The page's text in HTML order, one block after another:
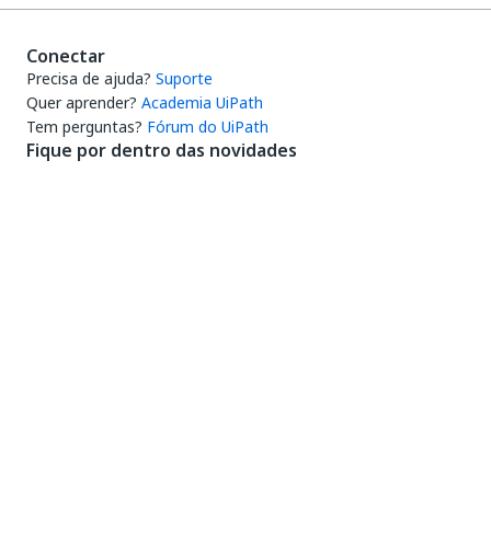
Conectar
Precisa de ajuda? Suporte
Quer aprender? Academia UiPath
Tem perguntas? Fórum do UiPath
Fique por dentro das novidades